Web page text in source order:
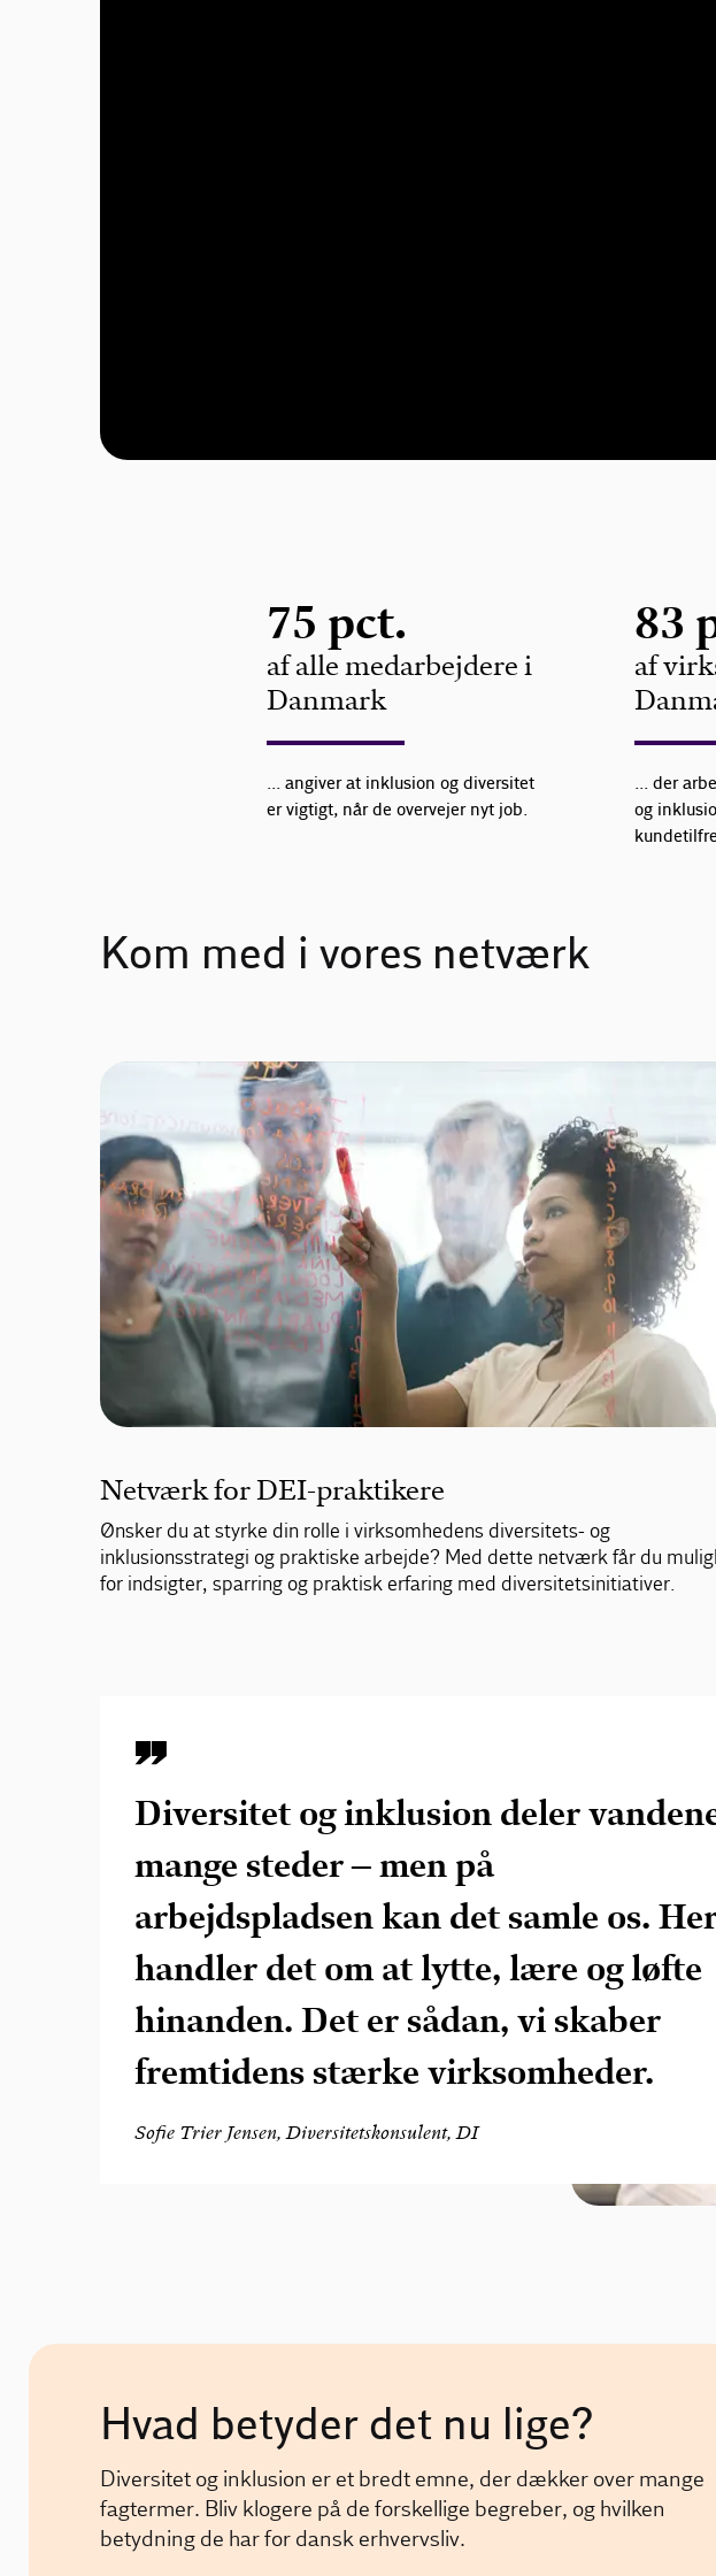
75 pct.
af alle medarbejdere i
Danmark
... angiver at inklusion og diversitet
er vigtigt, når de overvejer nyt job.
83
af
... der
og
Kom med i vores netværk
Netværk for DEI-praktikere
Ønsker du at styrke din rolle i virksomhedens diversitets- og
inklusionsstrategi og praktiske arbejde? Med dette netværk får du
for indsigter, sparring og praktisk erfaring med diversitetsinitiativer.
Diversitet og inklusion deler
mange steder – men på
arbejdspladsen kan det samle os.
handler det om at lytte, lære og løfte
hinanden. Det er sådan, vi skaber
fremtidens stærke virksomheder.
Sofie Trier Jensen, Diversitetskonsulent, DI
Hvad betyder det nu lige?
Diversitet og inklusion er et bredt emne, der dækker over mange
fagtermer. Bliv klogere på de forskellige begreber, og hvilken
betydning de har for dansk erhvervsliv.